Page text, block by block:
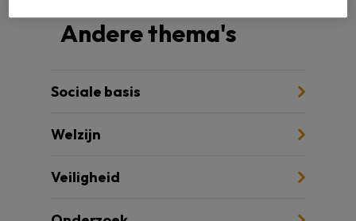
Andere thema's
Sociale basis
Welzijn
Veiligheid